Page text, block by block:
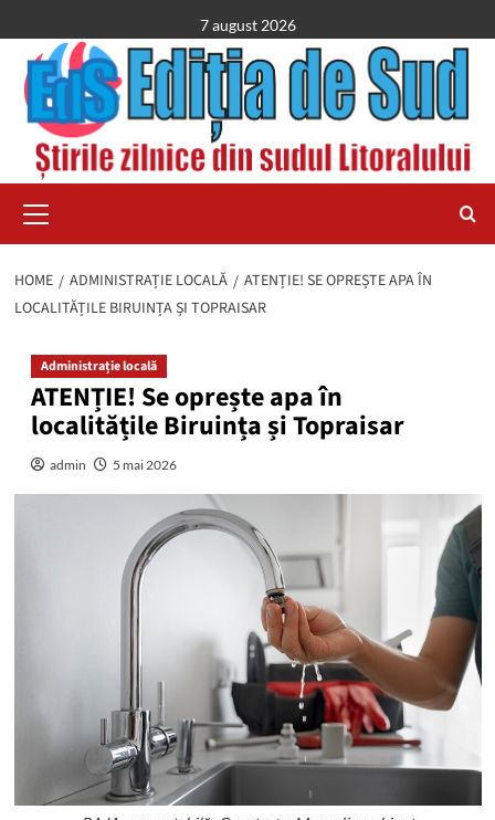
to
content
7 august 2026
Menu
HOME ADMINISTRAȚIE LOCALĂ
ATENȚIE! SE OPREȘTE APA ÎN
LOCALITĂȚILE BIRUINȚA ȘI TOPRAISAR
Administrație locală
ATENȚIE! Se oprește apa în
localitățile Biruința și Topraisar
admin 5 mai 2026